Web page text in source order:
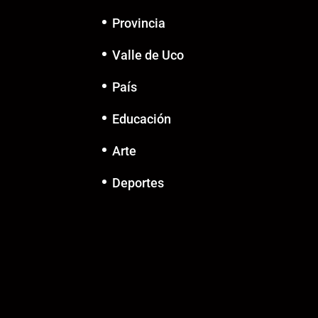
Provincia
Valle de Uco
País
Educación
Arte
Deportes